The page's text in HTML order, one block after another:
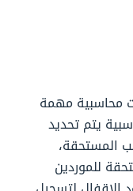
محاسبية مهمة
يتم تحديد
المستحقة،
للموردين